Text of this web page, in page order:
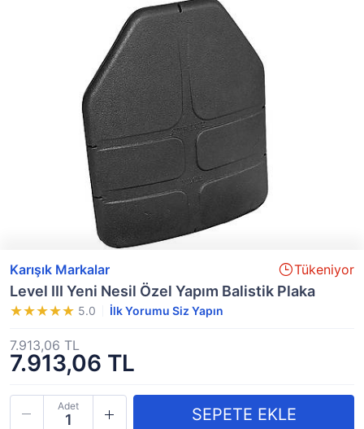
Karışık Markalar Tükeniyor
Level III Yeni Nesil Özel Yapım Balistik Plaka
5.0 İlk Yorumu Siz Yapın
7.913,06 TL
7.913,06 TL
Adet